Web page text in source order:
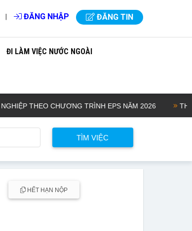
| ĐĂNG NHẬP ĐĂNG TIN
ĐI LÀM VIỆC NƯỚC NGOÀI
THEO CHƯƠNG TRÌNH EPS NĂM 2026 THÔNG
HẾT HẠN NỘP